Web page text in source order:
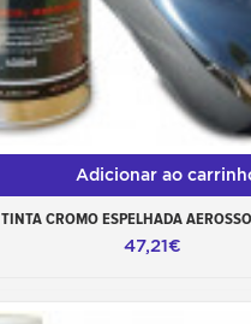
Adicionar ao
TINTA CROMO ESPELHADA
47,21€